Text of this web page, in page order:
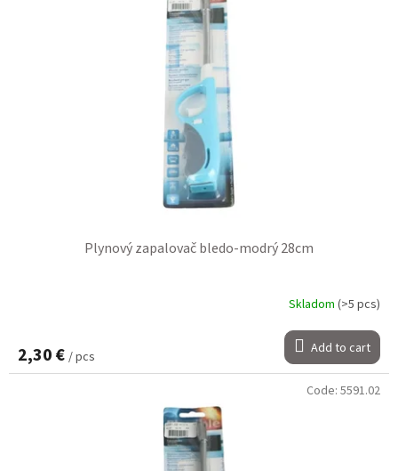
Plynový zapalovač bledo-modrý 28cm
Skladom (>5 pcs)
2,30 € / pcs Add to cart
Code: 5591.02